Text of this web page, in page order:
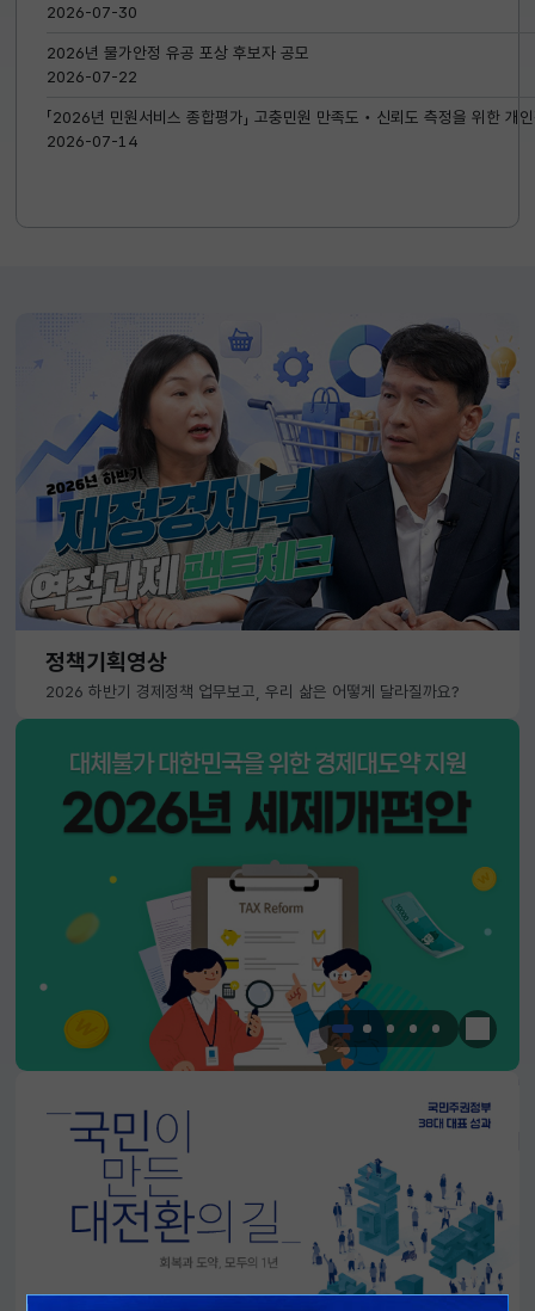
2026-07-30
2026년 물가안정 유공 포상 후보자 공모
2026-07-22
「2026년 민원서비스 종합평가」 고충민원 만족도‧신뢰도 측정을 위한 개
2026-07-14
정책기획영상
2026 하반기 경제정책 업무보고, 우리 삶은 어떻게 달라질까요?
한눈에